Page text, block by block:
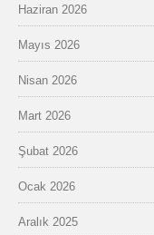
Haziran 2026
Mayıs 2026
Nisan 2026
Mart 2026
Şubat 2026
Ocak 2026
Aralık 2025